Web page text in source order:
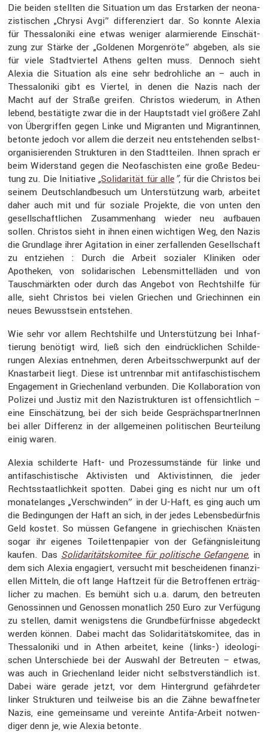
Die beiden stellten die Situa­tion um das Erstarken der neona­
zis­ti­schen „Chrysi Avgi” diffe­ren­ziert dar. So konnte Alexia
für Thessa­lo­niki eine etwas weniger alarmie­rende Einschät­
zung zur Stärke der „Goldenen Morgen­röte” abgeben, als sie
für viele Stadt­viertel Athens gelten muss. Dennoch sieht
Alexia die Situa­tion als eine sehr bedroh­liche an – auch in
Thessa­lo­niki gibt es Viertel, in denen die Nazis nach der
Macht auf der Straße greifen. Christos wiederum, in Athen
lebend, bestä­tigte zwar die in der Haupt­stadt viel größere Zahl
von Übergriffen gegen Linke und Migranten und Migran­tinnen,
betonte jedoch vor allem die derzeit neu entste­henden selbst­
or­ga­ni­sie­renden Struk­turen in den Stadt­teilen. Ihnen sprach er
beim Wider­stand gegen die Neofa­schisten eine große Bedeu­
tung zu. Die Initia­tive„Solida­rität für alle”, für die Christos bei
seinem Deutsch­land­be­such um Unter­stüt­zung warb, arbeitet
daher auch mit und für soziale Projekte, die von unten den
gesell­schaft­li­chen Zusam­men­hang wieder neu aufbauen
sollen. Christos sieht in ihnen einen wichtigen Weg, den Nazis
die Grund­lage ihrer Agita­tion in einer zerfal­lenden Gesell­schaft
zu entziehen : Durch die Arbeit sozialer Kliniken oder
Apotheken, von solida­ri­schen Lebens­mit­tel­läden und von
Tausch­märkten oder durch das Angebot von Rechts­hilfe für
alle, sieht Christos bei vielen Griechen und Griechinnen ein
neues Bewusst­sein entstehen.
Wie sehr vor allem Rechts­hilfe und Unter­stüt­zung bei Inhaf­
tie­rung benötigt wird, ließ sich den eindrück­li­chen Schil­de­
rungen Alexias entnehmen, deren Arbeits­schwer­punkt auf der
Knast­ar­beit liegt. Diese ist untrennbar mit antifa­schis­ti­schem
Engage­ment in Griechen­land verbunden. Die Kolla­bo­ra­tion von
Polizei und Justiz mit den Nazistruk­turen ist offen­sicht­lich –
eine Einschät­zung, bei der sich beide Gesprächs­part­ne­rInnen
bei aller Diffe­renz in der allge­meinen politi­schen Beurtei­lung
einig waren.
Alexia schil­derte Haft- und Prozess­um­stände für linke und
antifa­schis­ti­sche Aktivisten und Aktivis­tinnen, die jeder
Rechts­staat­lich­keit spotten. Dabei ging es nicht nur um oft
monate­langes „Verschwinden” in der U-Haft, es ging auch um
die Bedin­gungen der Haft an sich, in der jedes Lebens­be­dürfnis
Geld kostet. So müssen Gefan­gene in griechi­schen Knästen
sogar ihr eigenes Toilet­ten­pa­pier von der Gefäng­nis­lei­tung
kaufen. Das Solida­ri­täts­ko­mitee für politi­sche Gefan­gene, in
dem sich Alexia engagiert, versucht mit beschei­denen finan­zi­
ellen Mitteln, die oft lange Haftzeit für die Betrof­fenen erträg­
li­cher zu machen. Es bemüht sich u.a. darum, den betreuten
Genos­sinnen und Genossen monat­lich 250 Euro zur Verfü­gung
zu stellen, damit wenigs­tens die Grund­be­fürf­nisse abgedeckt
werden können. Dabei macht das Solida­ri­täts­ko­mitee, das in
Thessa­lo­niki und in Athen arbeitet, keine (links-) ideolo­gi­
schen Unter­schiede bei der Auswahl der Betreuten – etwas,
was auch in Griechen­land leider nicht selbst­ver­ständ­lich ist.
Dabei wäre gerade jetzt, vor dem Hinter­grund gefähr­deter
linker Struk­turen und teilweise bis an die Zähne bewaff­neter
Nazis, eine gemein­same und vereinte Antifa-Arbeit notwen­
diger denn je, wie Alexia betonte.